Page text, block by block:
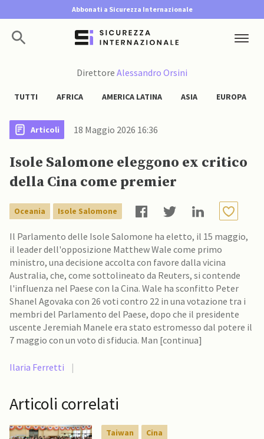
Abbonati a Sicurezza Internazionale
Direttore Alessandro Orsini
TUTTI AFRICA AMERICA LATINA ASIA EUROPA
Articoli 18 Maggio 2026 16:36
Isole Salomone eleggono ex critico
della Cina come premier
Oceania Isole Salomone
Il Parlamento delle Isole Salomone ha eletto, il 15 maggio,
il leader dell'opposizione Matthew Wale come primo
ministro, una decisione accolta con favore dalla vicina
Australia, che, come sottolineato da Reuters, si contende
l'influenza nel Paese con la Cina. Wale ha sconfitto Peter
Shanel Agovaka con 26 voti contro 22 in una votazione tra i
membri del Parlamento del Paese, dopo che il presidente
uscente Jeremiah Manele era stato estromesso dal potere il
7 maggio con un voto di sfiducia. Man [continua]
Ilaria Ferretti |
Articoli correlati
Taiwan Cina